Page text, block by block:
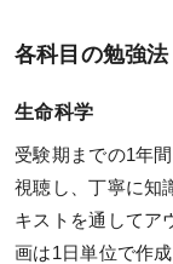
講座説明動画
講義サンプル動画
講師紹介
校舎ポータルサ
各科目の勉強法
生命科学
受験期までの1年
視聴し、丁寧に知
キストを通してア
画は1日単位で作